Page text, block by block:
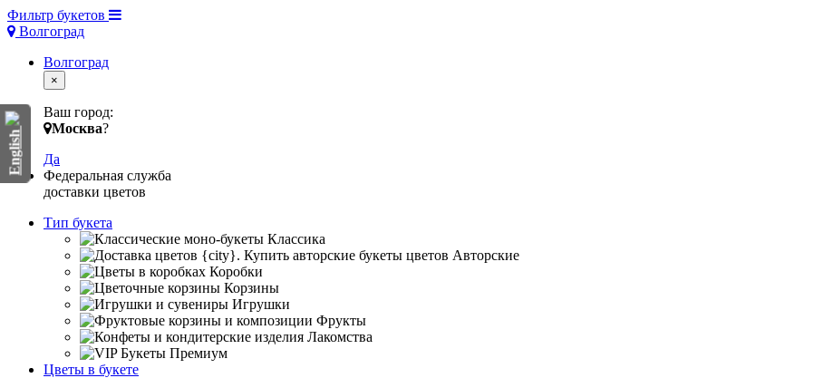
Фильтр букетов
Волгоград
Волгоград
×
Ваш город:
Москва?
Да
Федеральная служба
доставки цветов
Тип букета
Классика
Авторские
Коробки
Корзины
Игрушки
Фрукты
Лакомства
Премиум
Цветы в букете
English